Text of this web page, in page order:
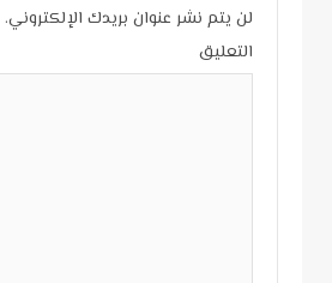
لن يتم نشر عنوان بريدك الإلكتروني.
التعليق